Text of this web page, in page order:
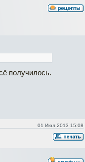
получилось.
01 Июл 2013 15:08